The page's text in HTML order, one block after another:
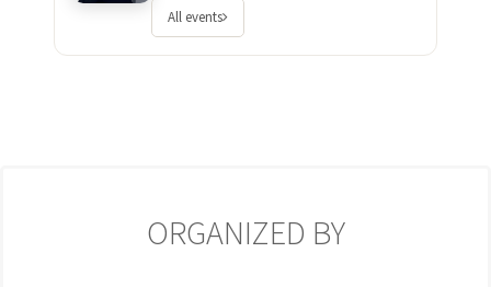
All events
ORGANIZED BY